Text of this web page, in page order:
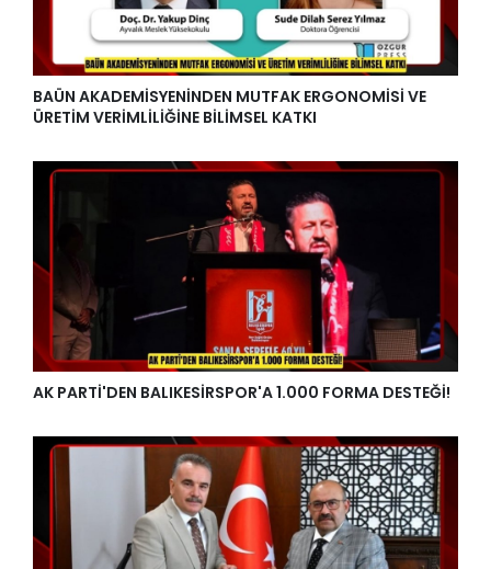
BAÜN AKADEMİSYENİNDEN MUTFAK ERGONOMİSİ VE
ÜRETİM VERİMLİLİĞİNE BİLİMSEL KATKI
AK PARTİ'DEN BALIKESİRSPOR'A 1.000 FORMA DESTEĞİ!